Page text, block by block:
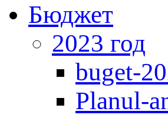
Бюджет
2023 год
buget-
Planul-